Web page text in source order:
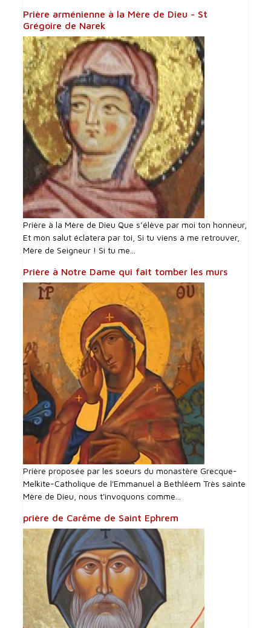
Prière arménienne à la Mère de Dieu - St
Grégoire de Narek
Prière à la Mère de Dieu Que s’élève par moi ton honneur,
Et mon salut éclatera par toi, Si tu viens à me retrouver,
Mère de Seigneur ! Si tu me...
Prière à Notre Dame qui fait tomber les murs
Prière proposée par les soeurs du monastère Grecque-
Melkite-Catholique de l'Emmanuel à Bethléem Très sainte
Mère de Dieu, nous t'invoquons comme...
prière de Carême de Saint Ephrem